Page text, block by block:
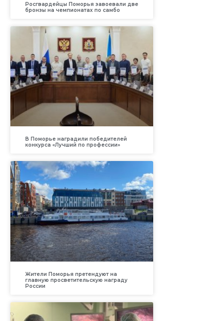
Росгвардейцы Поморья завоевали две
бронзы на чемпионатах по самбо
В Поморье наградили победителей
конкурса «Лучший по профессии»
Жители Поморья претендуют на
главную просветительскую награду
России